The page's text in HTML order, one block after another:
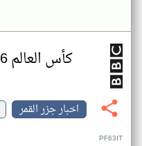
كأس العالم 2026
اخبار جزر القمر
PF63IT